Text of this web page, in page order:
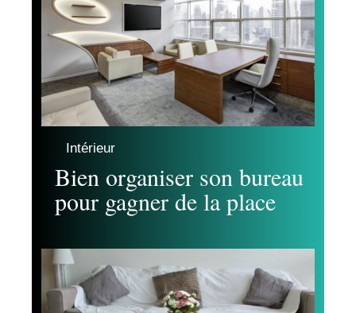
Intérieur
Bien organiser son bureau
pour gagner de la place